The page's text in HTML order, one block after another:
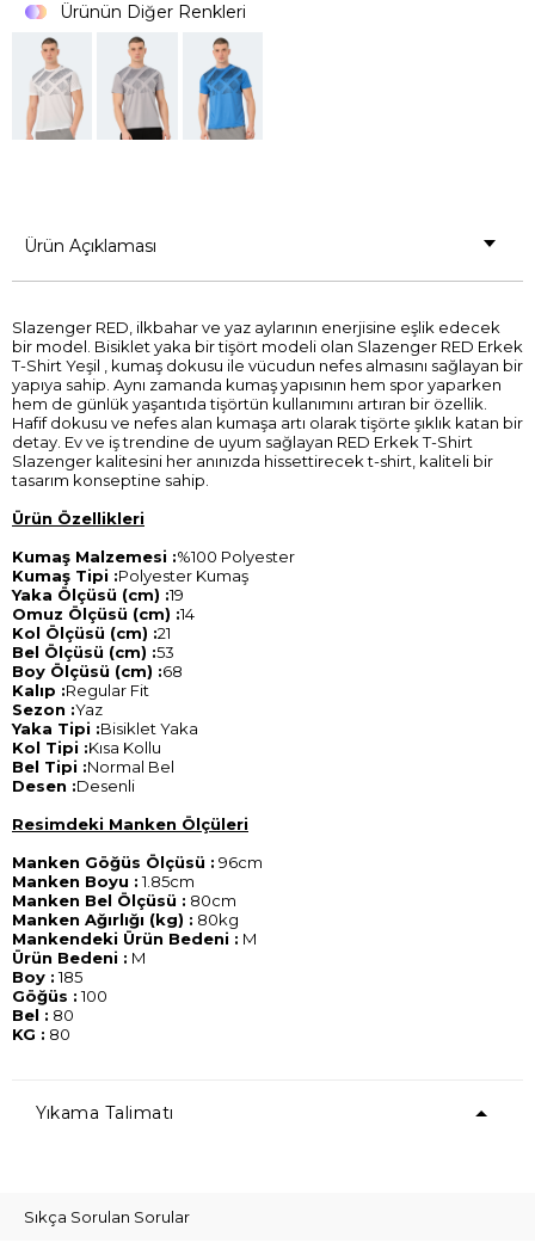
Ürünün Diğer Renkleri
Ürün Açıklaması
Slazenger RED, ilkbahar ve yaz aylarının enerjisine eşlik edecek
bir model. Bisiklet yaka bir tişört modeli olan Slazenger RED Erkek
T-Shirt Yeşil , kumaş dokusu ile vücudun nefes almasını sağlayan bir
yapıya sahip. Aynı zamanda kumaş yapısının hem spor yaparken
hem de günlük yaşantıda tişörtün kullanımını artıran bir özellik.
Hafif dokusu ve nefes alan kumaşa artı olarak tişörte şıklık katan bir
detay. Ev ve iş trendine de uyum sağlayan RED Erkek T-Shirt
Slazenger kalitesini her anınızda hissettirecek t-shirt, kaliteli bir
tasarım konseptine sahip.
Ürün Özellikleri
Kumaş Malzemesi :%100 Polyester
Kumaş Tipi :Polyester Kumaş
Yaka Ölçüsü (cm) :19
Omuz Ölçüsü (cm) :14
Kol Ölçüsü (cm) :21
Bel Ölçüsü (cm) :53
Boy Ölçüsü (cm) :68
Kalıp :Regular Fit
Sezon :Yaz
Yaka Tipi :Bisiklet Yaka
Kol Tipi :Kısa Kollu
Bel Tipi :Normal Bel
Desen :Desenli
Resimdeki Manken Ölçüleri
Manken Göğüs Ölçüsü : 96cm
Manken Boyu :1.85cm
Manken Bel Ölçüsü : 80cm
Manken Ağırlığı (kg) : 80kg
Mankendeki Ürün Bedeni : M
Ürün Bedeni : M
Boy :185
Göğüs :100
Bel : 80
KG : 80
Yıkama Talimatı
Sıkça Sorulan Sorular